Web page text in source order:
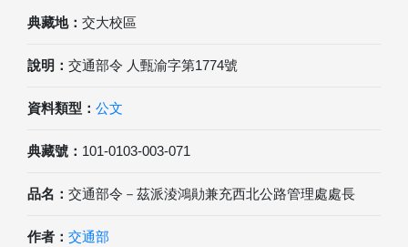
典藏地： 交大校區
說明： 交通部令 人甄渝字第1774號
資料類型： 公文
典藏號： 101-0103-003-071
品名： 交通部令－茲派淩鴻勛兼充西北公路管理處處長
作者： 交通部